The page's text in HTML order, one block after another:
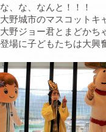
な、な、なんと！！！
大野城市のマスコットキ
大野ジョー君とまどかち
登場に子どもたちは大興